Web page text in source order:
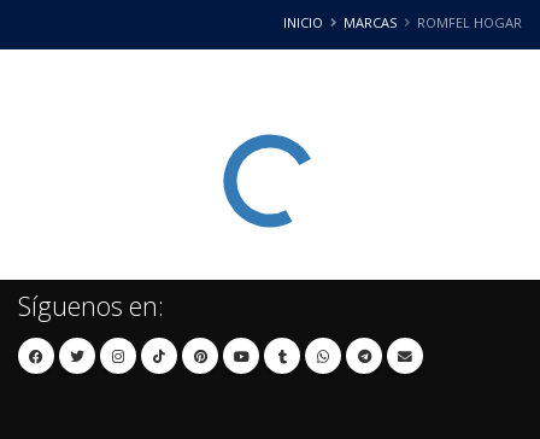
INICIO MARCAS ROMFEL HOGAR
Síguenos en: